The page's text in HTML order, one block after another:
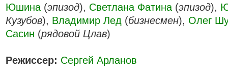
Юшина (эпизод), Светлана Фатина (эпизод),
Кузубов), Владимир Лед (бизнесмен), Олег
Сасин (рядовой Цлав)
Режиссер: Сергей Арланов